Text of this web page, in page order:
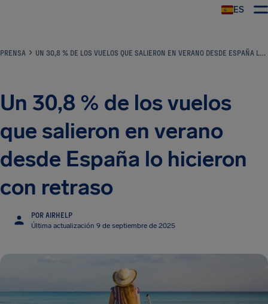
ES
PRENSA UN 30,8 % DE LOS VUELOS QUE SALIERON EN VERANO DESDE ESPAÑA LO HICIERON CON RETRASO
Un 30,8 % de los vuelos
que salieron en verano
desde España lo hicieron
con retraso
POR AIRHELP
Última actualización 9 de septiembre de 2025